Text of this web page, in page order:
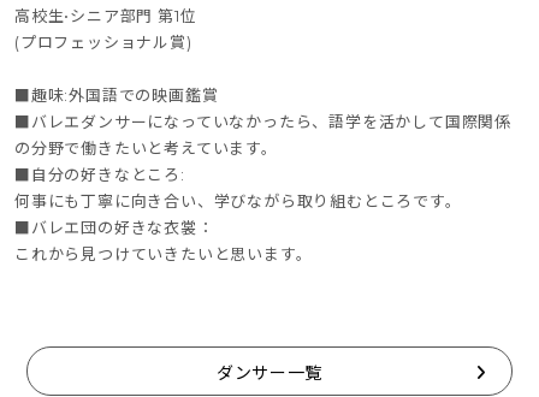
高校生•シニア部門 第1位
(プロフェッショナル賞)
■趣味:外国語での映画鑑賞
■バレエダンサーになっていなかったら、語学を活かして国際関係
の分野で働きたいと考えています。
■自分の好きなところ:
何事にも丁寧に向き合い、学びながら取り組むところです。
■バレエ団の好きな衣裳：
これから見つけていきたいと思います。
ダンサー一覧